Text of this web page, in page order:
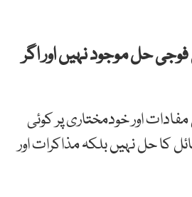
حل موجود نہیں اور اگر
اور خودمختاری پر کوئی
کا حل نہیں بلکہ مذاکرات اور